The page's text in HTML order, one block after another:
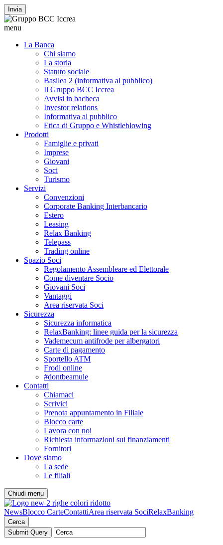
Invia
menu
La Banca
Chi siamo
La storia
Statuto sociale
Basilea 2 (informativa al pubblico)
Il Gruppo BCC Iccrea
Avvisi in bacheca
Investor relations
Informativa al pubblico
Etica di Gruppo e Whistleblowing
Prodotti
Famiglie e privati
Imprese
Giovani
Soci
Turismo
Servizi
Convenzioni
Corporate Banking Interbancario
Estero
Leasing
Relax Banking
Telepass
Trading online
Spazio Soci
Regolamento Assembleare ed Elettorale
Come diventare Socio
Giovani Soci
Vantaggi
Area riservata Soci
Sicurezza
Sicurezza informatica
RelaxBanking: linee guida per la sicurezza
Vademecum antifrode per albergatori
Carte di pagamento
Sportello ATM
Frodi online
#dontbeamule
Contatti
Chiamaci
Scrivici
Prenota appuntamento in Filiale
Blocco carte
Lavora con noi
Richiesta informazioni sui finanziamenti
Fornitori
Dove siamo
La sede
Le filiali
Chiudi menu
NewsBlocco CarteContattiArea riservata SociRelaxBanking
Cerca